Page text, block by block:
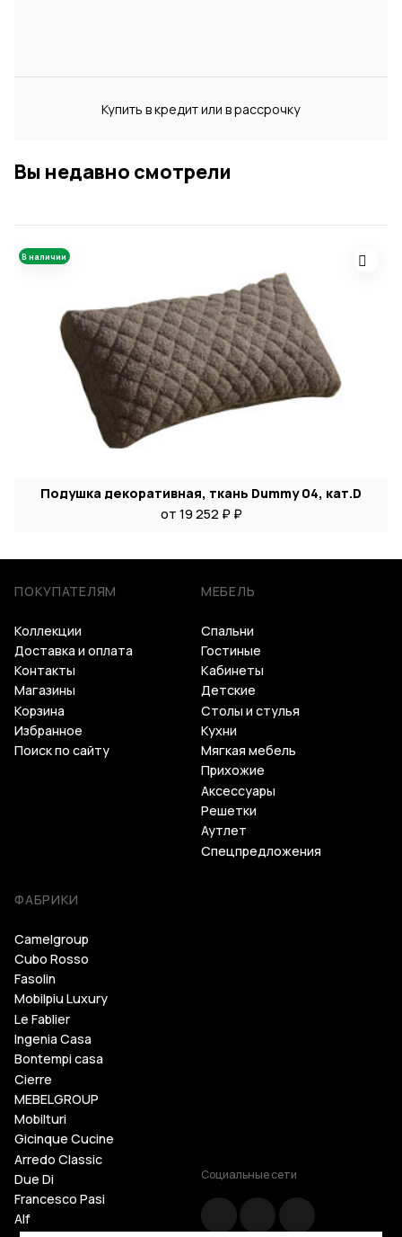
Купить в кредит или в рассрочку
Вы недавно смотрели
Подушка декоративная, ткань Dummy 04, кат.D
от 19 252 ₽ ₽
В наличии
ПОКУПАТЕЛЯМ
Коллекции
Доставка и оплата
Контакты
Магазины
Корзина
Избранное
Поиск по сайту
МЕБЕЛЬ
Спальни
Гостиные
Кабинеты
Детские
Столы и стулья
Кухни
Мягкая мебель
Прихожие
Аксессуары
Решетки
Аутлет
Спецпредложения
ФАБРИКИ
Camelgroup
Cubo Rosso
Fasolin
Mobilpiu Luxury
Le Fablier
Ingenia Casa
Bontempi casa
Cierre
MEBELGROUP
Mobilturi
Gicinque Cucine
Arredo Classic
Due Di
Francesco Pasi
Alf
Социальные сети